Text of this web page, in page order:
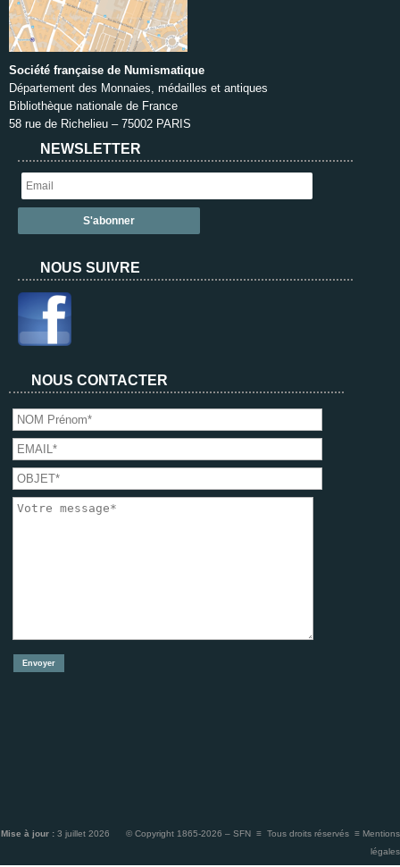
Société française de Numismatique
Département des Monnaies, médailles et antiques
Bibliothèque nationale de France
58 rue de Richelieu – 75002 PARIS
NEWSLETTER
NOUS SUIVRE
NOUS CONTACTER
Mise à jour : 3 juillet 2026 © Copyright 1865-2026 – SFN ≡ Tous droits réservés ≡ Mentions
légales